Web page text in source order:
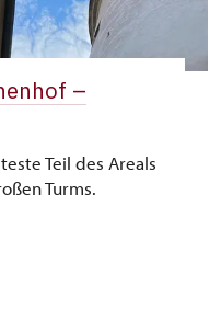
–
Teil des Areals
Turms.